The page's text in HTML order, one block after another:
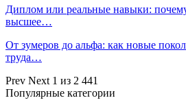
Диплом или реальные навыки:
высшее…
От зумеров до альфа: как новые
труда…
Prev Next 1 из 2 441
Популярные категории